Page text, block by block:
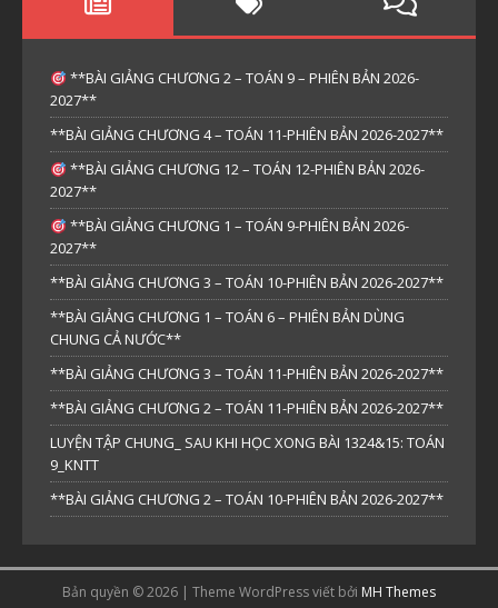
**BÀI GIẢNG CHƯƠNG 2 – TOÁN 9 – PHIÊN BẢN 2026-
2027**
**BÀI GIẢNG CHƯƠNG 4 – TOÁN 11-PHIÊN BẢN 2026-2027**
**BÀI GIẢNG CHƯƠNG 12 – TOÁN 12-PHIÊN BẢN 2026-
2027**
**BÀI GIẢNG CHƯƠNG 1 – TOÁN 9-PHIÊN BẢN 2026-
2027**
**BÀI GIẢNG CHƯƠNG 3 – TOÁN 10-PHIÊN BẢN 2026-2027**
**BÀI GIẢNG CHƯƠNG 1 – TOÁN 6 – PHIÊN BẢN DÙNG
CHUNG CẢ NƯỚC**
**BÀI GIẢNG CHƯƠNG 3 – TOÁN 11-PHIÊN BẢN 2026-2027**
**BÀI GIẢNG CHƯƠNG 2 – TOÁN 11-PHIÊN BẢN 2026-2027**
LUYỆN TẬP CHUNG_ SAU KHI HỌC XONG BÀI 1324&15: TOÁN
9_KNTT
**BÀI GIẢNG CHƯƠNG 2 – TOÁN 10-PHIÊN BẢN 2026-2027**
Bản quyền © 2026 | Theme WordPress viết bởi MH Themes